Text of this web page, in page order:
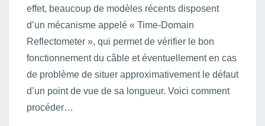
effet, beaucoup de modèles récents disposent
d’un mécanisme appelé « Time-Domain
Reflectometer », qui permet de vérifier le bon
fonctionnement du câble et éventuellement en cas
de problème de situer approximativement le défaut
d’un point de vue de sa longueur. Voici comment
procéder…